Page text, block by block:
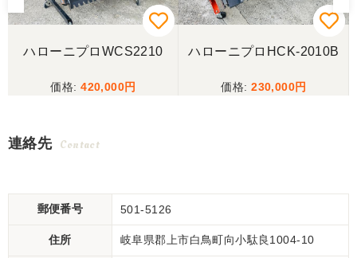
ハローニプロWCS2210
420,000
ハローニプロHCK-2010B
230,000
連絡先 Contact
郵便番号 501-5126
住所 岐阜県郡上市白鳥町向小駄良1004-10